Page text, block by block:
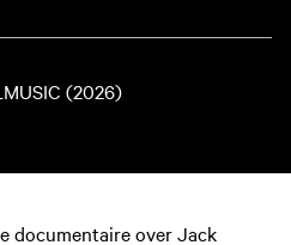
(2026)
documentaire over Jack